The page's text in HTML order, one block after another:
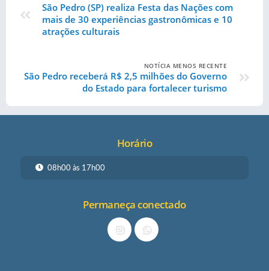
São Pedro (SP) realiza Festa das Nações com
mais de 30 experiências gastronômicas e 10
atrações culturais
NOTÍCIA MENOS RECENTE
São Pedro receberá R$ 2,5 milhões do Governo
do Estado para fortalecer turismo
Horário
08h00 às 17h00
Permaneça conectado